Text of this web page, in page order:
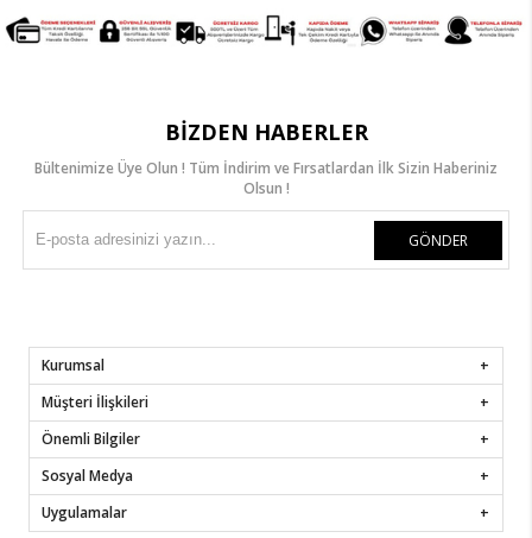
BIZDEN HABERLER
Bültenimize Üye Olun ! Tüm İndirim ve Fırsatlardan İlk Sizin Haberiniz
Olsun !
GÖNDER
Kurumsal
Müşteri İlişkileri
Önemli Bilgiler
Sosyal Medya
Uygulamalar